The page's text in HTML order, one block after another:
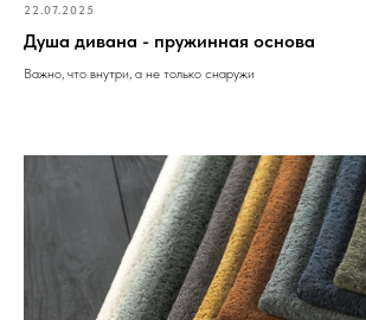
22.07.2025
Душа дивана - пружинная основа
Важно, что внутри, а не только снаружи